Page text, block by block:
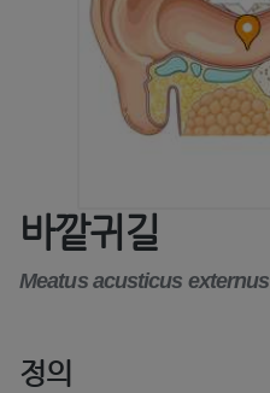
바깥귀길
Meatus acusticus externus
정의